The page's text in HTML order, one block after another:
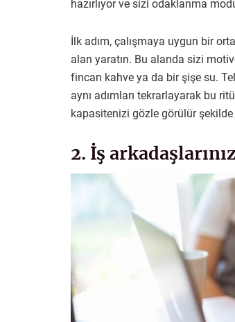
hazırlıyor ve sizi odaklanma
İlk adım, çalışmaya uygun bir
alan yaratın. Bu alanda sizi
fincan kahve ya da bir şişe su.
aynı adımları tekrarlayarak bu
kapasitenizi gözle görülür şekilde
2. İş